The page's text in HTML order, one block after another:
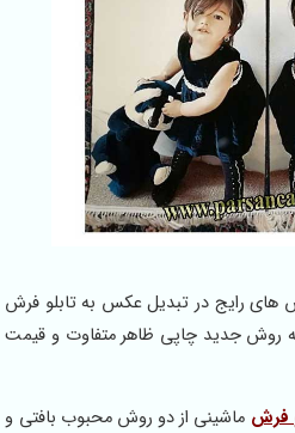
رایج در تبدیل عکس به تابلو فرش
جدید چاپی ظاهر متفاوت و قیمت
فرشماشینی از دو روش محبوب بافتی و